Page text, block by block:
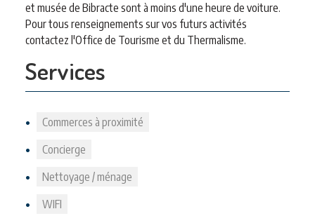
et musée de Bibracte sont à moins d'une heure de voiture.
Pour tous renseignements sur vos futurs activités
contactez l'Office de Tourisme et du Thermalisme.
Services
Commerces à proximité
Concierge
Nettoyage / ménage
WIFI